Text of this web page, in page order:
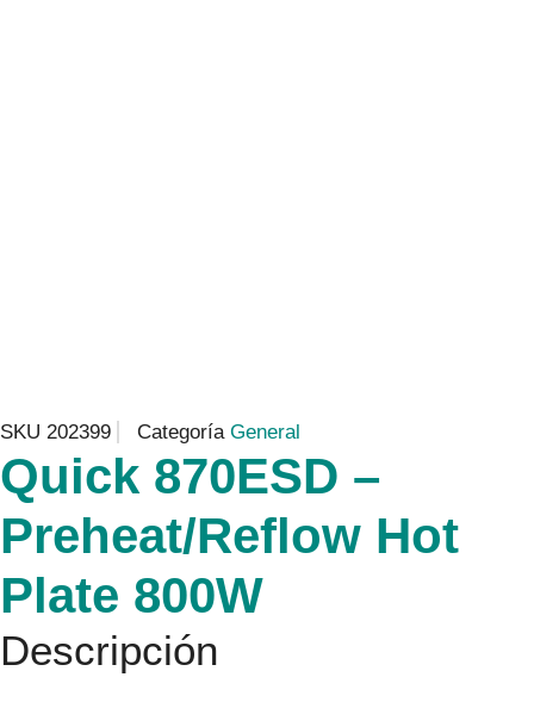
SKU 202399 Categoría General
Quick 870ESD –
Preheat/Reflow Hot
Plate 800W
Descripción